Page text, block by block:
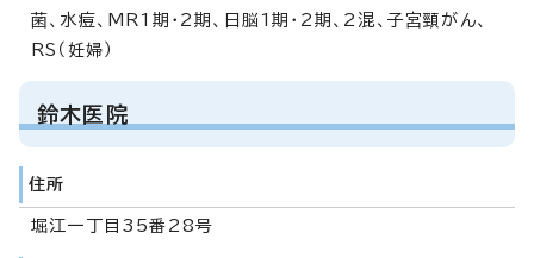
菌、水痘、MR1期・2期、日脳1期・2期、2混、子宮頸がん、
RS（妊婦）
鈴木医院
住所
堀江一丁目35番28号